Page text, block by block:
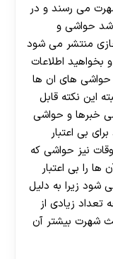
می‌ رسند و در
حواشی و
منتشر می ‌شود
اطلاعات
حواشی های ان ها
این نکته قابل
خبرها و حواشی
بی اعتبار
نیز حواشی که
را بی اعتبار
شود زیرا به دلیل
زیادی از
شهرت بیشتر آن